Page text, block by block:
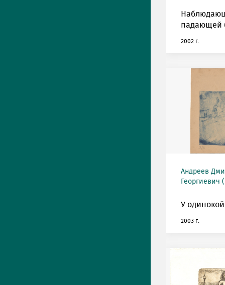
падающей
2002 г.
Андреев
Георгиевич
У
2003 г.